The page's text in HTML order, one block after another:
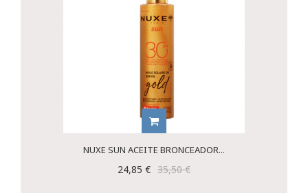
NUXE SUN ACEITE BRONCEADOR...
24,85 € 35,50 €